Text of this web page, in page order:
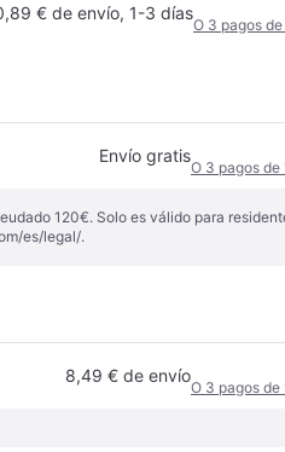
€ de envío, 1-3 días
O 3 pagos de
Envío gratis
O 3 pagos de
120€. Solo es válido para
es/legal/.
8,49 € de envío
O 3 pagos de